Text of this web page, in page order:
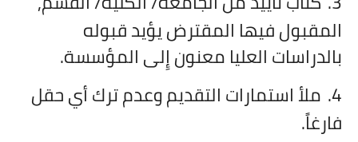
المقبول فيها المقترض يؤيد قبوله
بالدراسات العليا معنون إِلى المؤسسة.
4. ملأ استمارات التقديم وعدم ترك أي حقل
فارغاً.